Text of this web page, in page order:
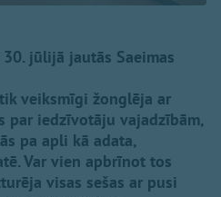
jūlijā jautās Saeimas
veiksmīgi žonglēja ar
par iedzīvotāju vajadzībām,
pa apli kā adata,
Var vien apbrīnot tos
visas sešas ar pusi